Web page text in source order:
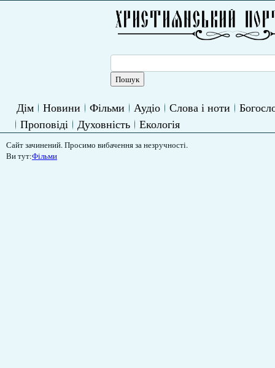
Дім Новини Фільми Аудіо Слова і ноти
Проповіді
Духовність Екологія
Сайт зачинений. Просимо вибачення за незручності.
Ви тут:Фільми